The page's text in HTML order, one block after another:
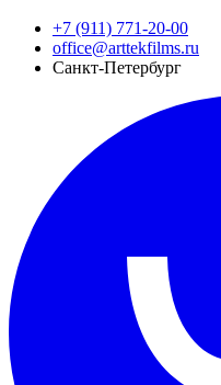
+7 (911) 771-20-00
office@arttekfilms.ru
Санкт-Петербург